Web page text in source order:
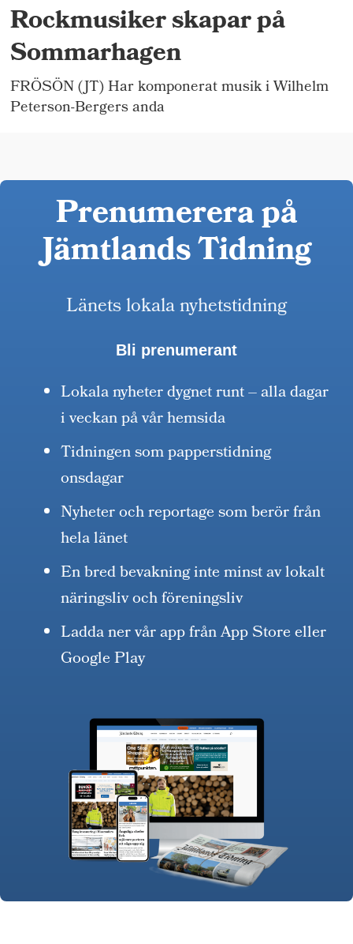
Rockmusiker skapar på
Sommarhagen
FRÖSÖN (JT) Har komponerat musik i Wilhelm
Peterson-Bergers anda
Prenumerera på
Jämtlands Tidning
Länets lokala nyhetstidning
Bli prenumerant
Lokala nyheter dygnet runt – alla dagar
i veckan på vår hemsida
Tidningen som papperstidning
onsdagar
Nyheter och reportage som berör från
hela länet
En bred bevakning inte minst av lokalt
näringsliv och föreningsliv
Ladda ner vår app från App Store eller
Google Play